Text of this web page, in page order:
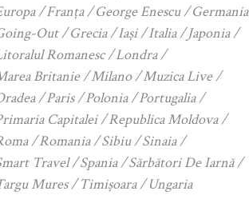
Franța George Enescu
Germania
Out
Grecia Iași Italia
Japonia
Romanesc
Londra
Britanie
Milano
Muzica Live
Paris Polonia
Portugalia
Capitalei
Republica Moldova
Romania Sibiu
Sinaia
Travel
Spania
Sărbători De Iarnă
Mures
Timișoara Ungaria